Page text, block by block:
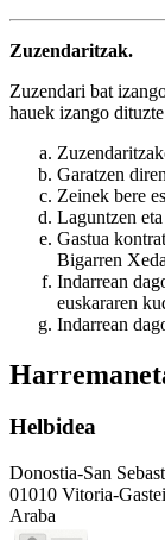
Zuzendaritzak.
Zuzendari bat
hauek izango
Garatzen
Zeinek bere
Laguntzen
Gastua
Bigarren
Indarrean
euskararen
Indarrean
Helbidea
Donostia-San
01010 Vitoria-
Araba